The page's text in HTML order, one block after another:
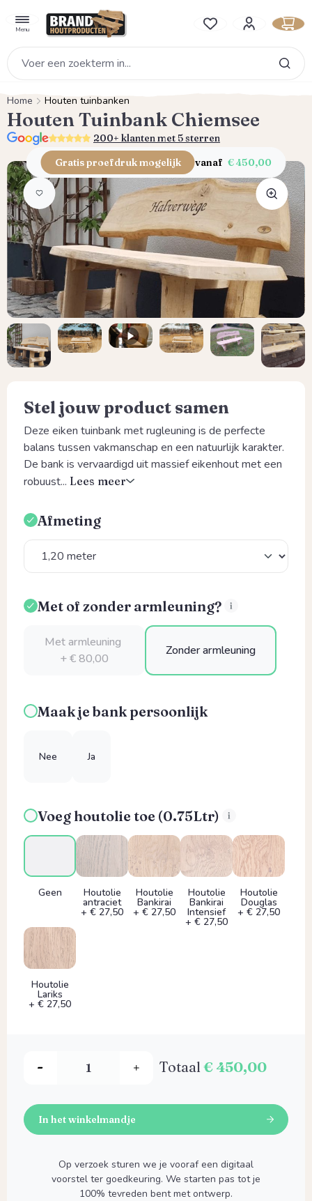
Menu Je hebt 0 items op je
Home Houten tuinbanken
Houten Tuinbank Chiemsee
5.0 200+ klanten met 5 sterren
Afbeeldingengalerij overslaan
Gratis proefdruk mogelijk vanaf € 450,00
Stel jouw product samen
Deze eiken tuinbank met rugleuning is de perfecte
balans tussen vakmanschap en een natuurlijk karakter.
De bank is vervaardigd uit massief eikenhout met een
robuust... Lees meer
Selecteer
Afmeting
Selecteer
Met of zonder armleuning?
Met armleuning
+ € 80,00
Zonder armleuning
Maak je bank persoonlijk
Nee Ja
Voeg houtolie toe (0.75Ltr)
Geen Houtolie
antraciet
+ € 27,50
Houtolie
Bankirai
+ € 27,50
Houtolie
Bankirai
Intensief
+ € 27,50
Houtolie
Douglas
+ € 27,50
Houtolie
Lariks
+ € 27,50
Totaal € 450,00
In het winkelmandje
Op verzoek sturen we je vooraf een digitaal
voorstel ter goedkeuring. We starten pas tot je
100% tevreden bent met ontwerp.